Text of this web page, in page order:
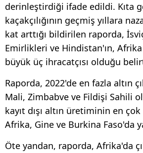
derinleştirdiği ifade edildi. Kıta
kaçakçılığının geçmiş yıllara
kat arttığı bildirilen raporda,
Emirlikleri ve Hindistan'ın, Afrika
büyük üç ihracatçısı olduğu
Raporda, 2022'de en fazla altın
Mali, Zimbabve ve Fildişi Sahili
kayıt dışı altın üretiminin en
Afrika, Gine ve Burkina Faso'da
Öte yandan, raporda, Afrika'da